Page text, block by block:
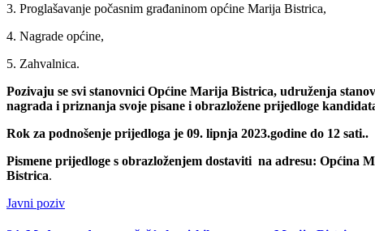
3. Proglašavanje počasnim građaninom općine Marija Bistrica,
4. Nagrade općine,
5. Zahvalnica.
Pozivaju se svi stanovnici Općine Marija Bistrica, udruženja
nagrada i priznanja svoje pisane i obrazložene prijedloge
Rok za podnošenje prijedloga je 09. lipnja 2023.godine do 12 sati..
Pismene prijedloge s obrazloženjem dostaviti na adresu:
Bistrica.
Javni poziv